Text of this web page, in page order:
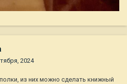
2024
из них можно сделать книжный